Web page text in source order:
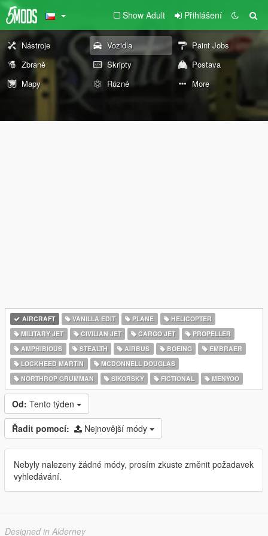
Show Adult Přihlášení
Nástroje Vozidla
Paint Jobs
Zbraně
Skripty
Postava
Mapy
Různé More
AIRCRAFT VANILLA EDIT PLANE
HELICOPTER
MILITARY JET
CIVILIAN JET CARGO JET
PROPELLER
AMPHIBIOUS
STEALTH AIRBUS BOEING
EMBRAER
LOCKHEED MARTIN
MCDONNELL DOUGLAS
NORTHROP GRUMMAN
SIKORSKY FICTIONAL MENYOO
Od: Tento týden
Řadit pomocí: Nejnovější módy
Nebyly nalezeny žádné módy, prosím zkuste změnit požadavek
vyhledávání.
Designed in Alderney